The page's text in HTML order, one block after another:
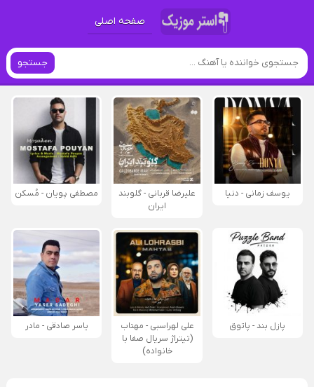
صفحه اصلی
جستجو
یوسف زمانی - دنیا
علیرضا قربانی - گلوبند
ایران
مصطفی پویان - مُسکن
پازل بند - پاتوق
علی لهراسبی - مهتاب
(تیتراژ سریال صفا با
خانواده)
یاسر صادقی - مادر